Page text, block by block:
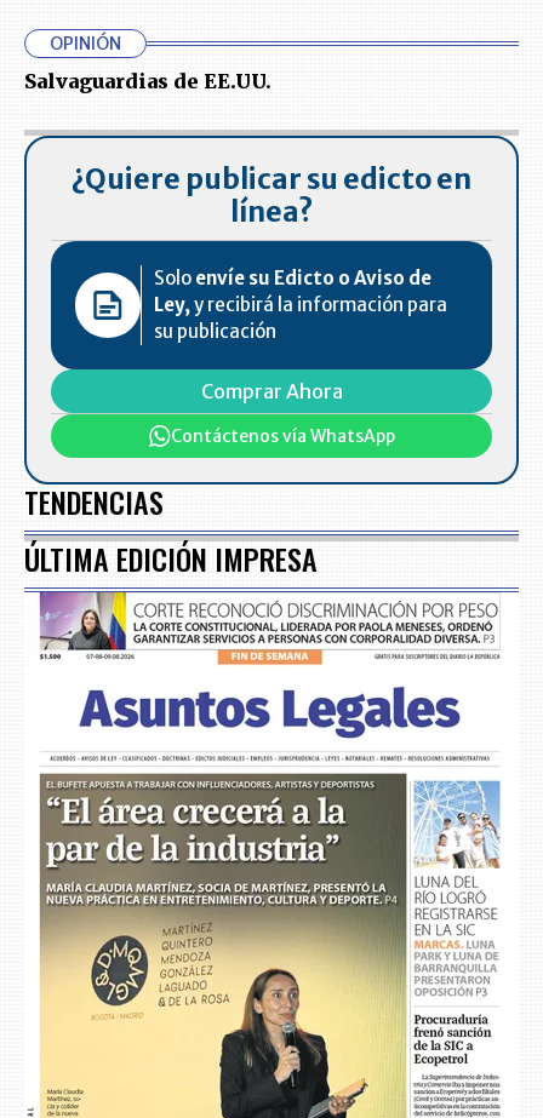
OPINIÓN
Salvaguardias de EE.UU.
¿Quiere publicar su edicto en
línea?
Solo envíe su Edicto o Aviso de
Ley,y recibirá la información para
su publicación
Comprar Ahora
Contáctenos vía WhatsApp
TENDENCIAS
ÚLTIMA EDICIÓN IMPRESA